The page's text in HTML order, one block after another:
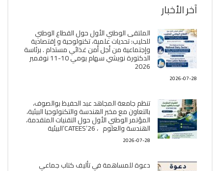
آخر الأخبار
الملتقى الوطني الأول حول القطاع الوطني
للحليب: تحديات علمية، تكنولوجية و إقتصادية
وإجتماعية من أجل أمن غذائي مستدام . برئاسة
الدكتورة نويشي سهام يومي 10-11 نوفمبر
2026
2026-07-28
تنظم جامعة المجاهد عبد الحفيظ بوالصوف،
بالتعاون مع مخبر الھندسة والتكنولوجيا البیئیة،
المؤتمر الوطني الأول حول التقنيات المتقدمة،
الھندسة والعلوم ، CATEES’26’البیئية
2026-07-28
دعوة للمساهمة في تأليف كتاب جماعي